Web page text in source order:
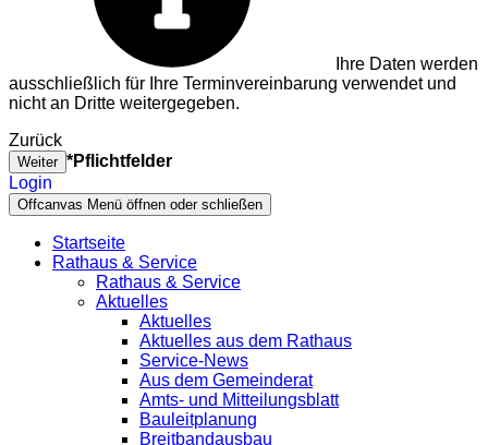
Ihre Daten werden
ausschließlich für Ihre Terminvereinbarung verwendet und
nicht an Dritte weitergegeben.
Zurück
Weiter *Pflichtfelder
Login
Offcanvas Menü öffnen oder schließen
Startseite
Rathaus & Service
Rathaus & Service
Aktuelles
Aktuelles
Aktuelles aus dem Rathaus
Service-News
Aus dem Gemeinderat
Amts- und Mitteilungsblatt
Bauleitplanung
Breitbandausbau